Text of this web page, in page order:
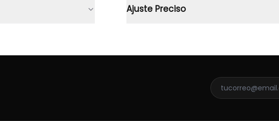
Ajuste Preciso